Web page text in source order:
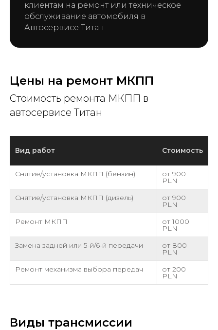
клиентам на ремонт или техническое
обслуживание автомобиля в
Автосервисе Титан
Цены на ремонт МКПП
Стоимость ремонта МКПП в
автосервисе Титан
Вид работ Стоимость
Снятие/установка МКПП (бензин) от 900
PLN
Снятие/установка МКПП (дизель)
от 900
PLN
Ремонт МКПП
от 1000
PLN
Замена задней или 5-й/6-й передачи
от 800
PLN
Ремонт механизма выбора передач
от 200
PLN
Виды трансмиссии